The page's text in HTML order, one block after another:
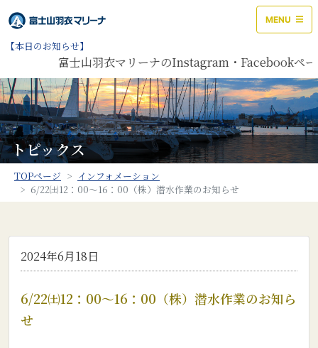
MENU
【本日のお知らせ】
富士山羽衣マリーナのInstagram・Facebookペー
トピックス
TOPページ
インフォメーション
6/22㈯12：00～16：00（株）潜水作業のお知らせ
2024年6月18日
6/22㈯12：00～16：00（株）潜水作業のお知ら
せ